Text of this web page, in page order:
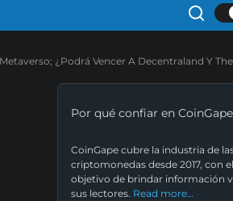
¿Podrá Vencer A Decentraland Y
Por qué confiar en CoinGape
CoinGape cubre la industria de
criptomonedas desde 2017, con el
objetivo de brindar información
sus lectores. Read more…